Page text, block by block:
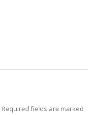
Required fields are marked